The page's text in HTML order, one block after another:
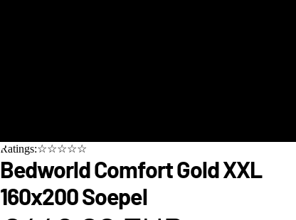
Ratings:☆☆☆☆☆
Bedworld Comfort Gold XXL
160x200 Soepel